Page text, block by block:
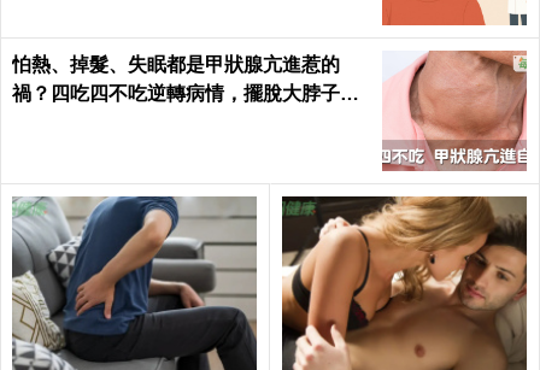
怕熱、掉髮、失眠都是甲狀腺亢進惹的
禍？四吃四不吃逆轉病情，擺脫大脖子！